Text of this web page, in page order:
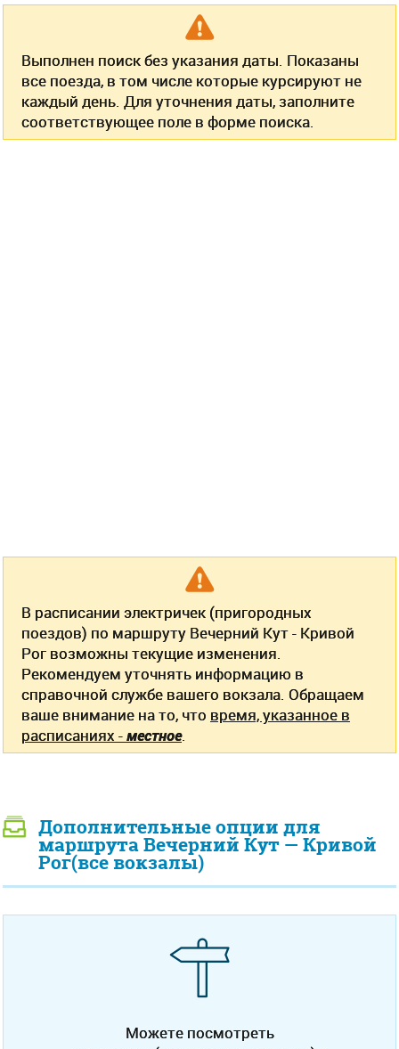
Выполнен поиск без указания даты. Показаны
все поезда, в том числе которые курсируют не
каждый день. Для уточнения даты, заполните
соответствующее поле в форме поиска.
В расписании электричек (пригородных
поездов) по маршруту Вечерний Кут - Кривой
Рог возможны текущие изменения.
Рекомендуем уточнять информацию в
справочной службе вашего вокзала. Обращаем
ваше внимание на то, что время, указанное в
расписаниях -местное.
Дополнительные опции для
маршрута Вечерний Кут — Кривой
Рог(все вокзалы)
Можете посмотреть